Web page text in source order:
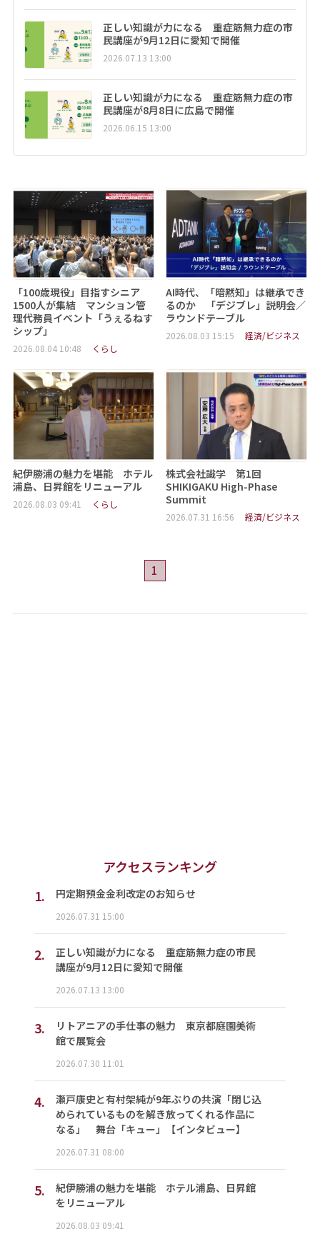
正しい知識が力になる 重症筋無力症の市
民講座が9月12日に愛知で開催
2026.07.13 13:00
正しい知識が力になる 重症筋無力症の市
民講座が8月8日に広島で開催
2026.06.15 13:00
「100歳現役」目指すシニア
1500人が集結 マンション管
理代務員イベント「うぇるねす
シップ」
2026.08.04 10:48 くらし
AI時代、「暗黙知」は継承でき
るのか 「デジブレ」説明会／
ラウンドテーブル
2026.08.03 15:15 経済/ビジネス
紀伊勝浦の魅力を堪能 ホテル
浦島、日昇館をリニューアル
2026.08.03 09:41 くらし
株式会社識学 第1回
SHIKIGAKU High-Phase
Summit
2026.07.31 16:56 経済/ビジネス
1
アクセスランキング
1.
円定期預金金利改定のお知らせ
2026.07.31 15:00
2.
正しい知識が力になる 重症筋無力症の市民
講座が9月12日に愛知で開催
2026.07.13 13:00
3.
リトアニアの手仕事の魅力 東京都庭園美術
館で展覧会
2026.07.30 11:01
4.
瀬戸康史と有村架純が9年ぶりの共演「閉じ込
められているものを解き放ってくれる作品に
なる」 舞台「キュー」【インタビュー】
2026.07.31 08:00
5.
紀伊勝浦の魅力を堪能 ホテル浦島、日昇館
をリニューアル
2026.08.03 09:41